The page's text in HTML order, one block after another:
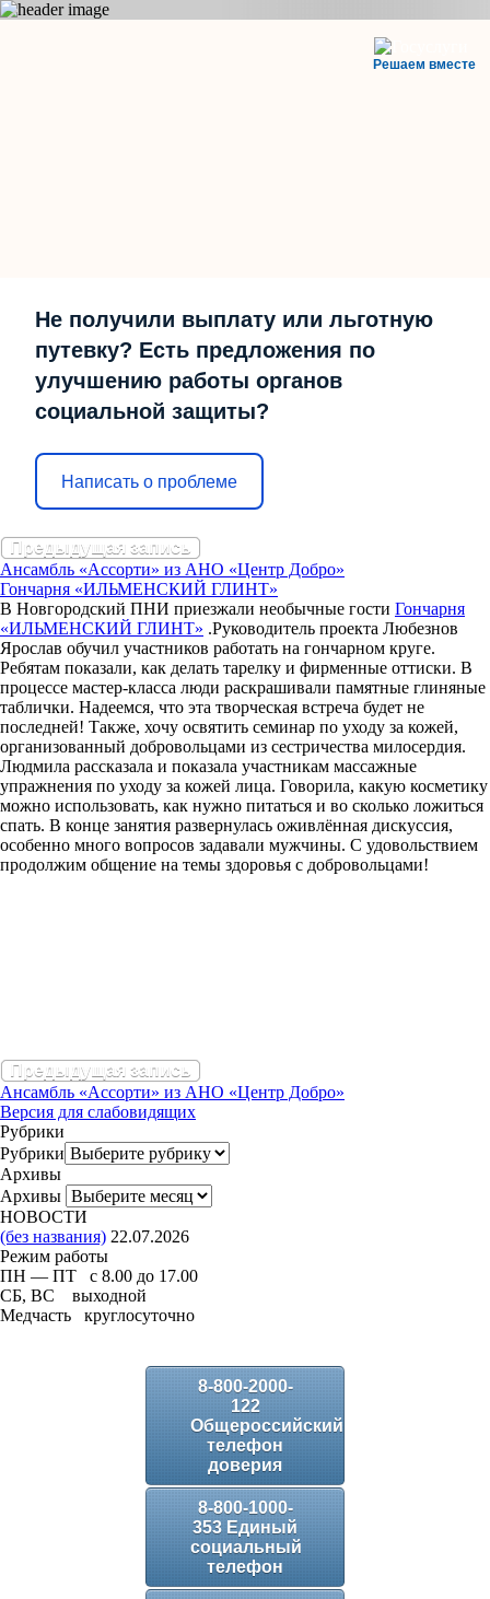
Решаем вместе
Не получили выплату или льготную
путевку? Есть предложения по
улучшению работы органов
социальной защиты?
Написать о проблеме
Предыдущая запись
Ансамбль «Ассорти» из АНО «Центр Добро»
Гончарня «ИЛЬМЕНСКИЙ ГЛИНТ»
В Новгородский ПНИ приезжали необычные гости Гончарня
«ИЛЬМЕНСКИЙ ГЛИНТ» .Руководитель проекта Любезнов
Ярослав обучил участников работать на гончарном круге.
Ребятам показали, как делать тарелку и фирменные оттиски. В
процессе мастер-класса люди раскрашивали памятные глиняные
таблички. Надеемся, что эта творческая встреча будет не
последней! Также, хочу освятить семинар по уходу за кожей,
организованный добровольцами из сестричества милосердия.
Людмила рассказала и показала участникам массажные
упражнения по уходу за кожей лица. Говорила, какую косметику
можно использовать, как нужно питаться и во сколько ложиться
спать. В конце занятия развернулась оживлённая дискуссия,
особенно много вопросов задавали мужчины. С удовольствием
продолжим общение на темы здоровья с добровольцами!
Предыдущая запись
Ансамбль «Ассорти» из АНО «Центр Добро»
Версия для слабовидящих
Рубрики
Рубрики
Архивы
Архивы
НОВОСТИ
(без названия) 22.07.2026
Режим работы
ПН — ПТ с 8.00 до 17.00
СБ, ВС выходной
Медчасть круглосуточно
8-800-2000-
122
Общероссийский
телефон
доверия
8-800-1000-
353 Единый
социальный
телефон